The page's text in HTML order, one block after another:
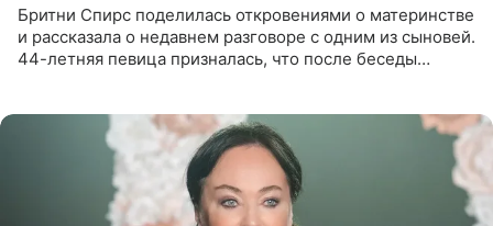
Бритни Спирс поделилась откровениями о материнстве
и рассказала о недавнем разговоре с одним из сыновей.
44-летняя певица призналась, что после беседы